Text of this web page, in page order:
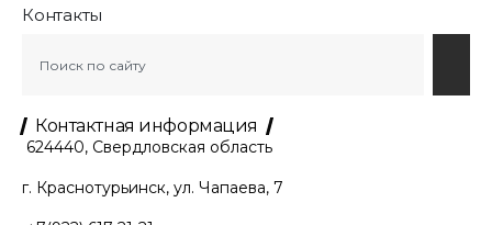
Контакты
Контактная информация
624440, Свердловская область
г. Краснотурьинск, ул. Чапаева, 7